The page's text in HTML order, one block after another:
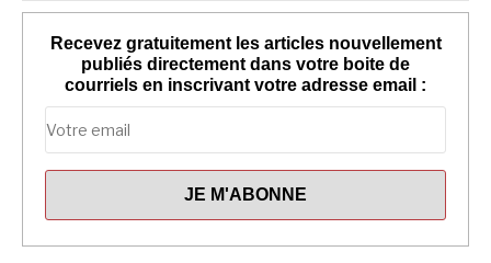
Recevez gratuitement les articles nouvellement
publiés directement dans votre boite de
courriels en inscrivant votre adresse email :